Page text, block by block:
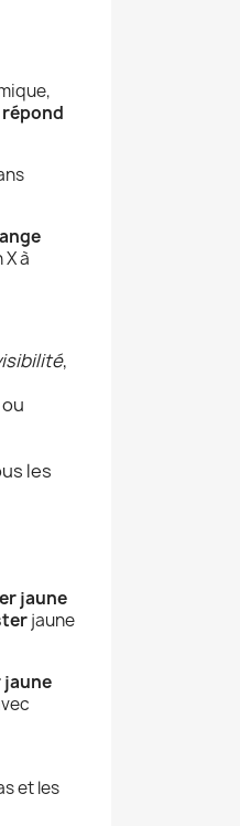
répond
à
,
les
jaune
jaune
jaune
et les